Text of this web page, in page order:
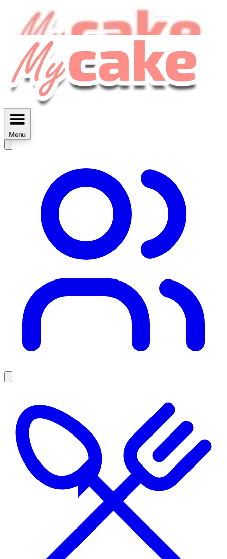
MyCake Academy c'est :
des fiches imprimables ...
Découvrir
Menu